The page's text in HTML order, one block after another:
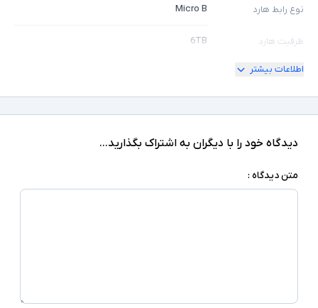
نوع رابط هارد Micro B
ظرفیت هارد 6TB
سایر توضیحات
اطلاعات بیشتر
دیدگاه خود را با دیگران به اشتراک بگذارید...
متن دیدگاه :